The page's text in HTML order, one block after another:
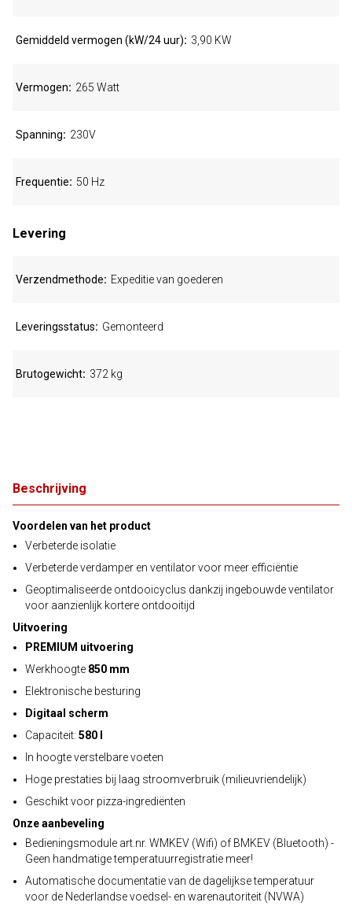
Beschrijving
Voordelen van het product
Verbeterde isolatie
Verbeterde verdamper en ventilator voor meer efficiëntie
Geoptimaliseerde ontdooicyclus dankzij ingebouwde ventilator
voor aanzienlijk kortere ontdooitijd
Uitvoering
PREMIUM uitvoering
Werkhoogte 850 mm
Elektronische besturing
Digitaal scherm
Capaciteit: 580 l
In hoogte verstelbare voeten
Hoge prestaties bij laag stroomverbruik (milieuvriendelijk)
Geschikt voor pizza-ingrediënten
Onze aanbeveling
Bedieningsmodule art.nr. WMKEV (Wifi) of BMKEV (Bluetooth) -
Geen handmatige temperatuurregistratie meer!
Automatische documentatie van de dagelijkse temperatuur
voor de Nederlandse voedsel- en warenautoriteit (NVWA)
Gemiddeld vermogen (kW/24 uur) 3,90 KW
Vermogen 265 Watt
Spanning 230V
Frequentie 50 Hz
Levering
Verzendmethode Expeditie van goederen
Leveringsstatus Gemonteerd
Brutogewicht 372 kg